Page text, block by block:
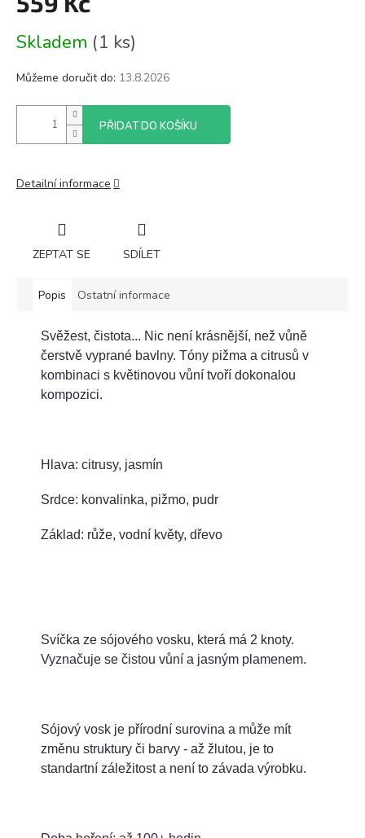
cena:
Skladem (1 ks)
Můžeme doručit do: 13.8.2026
PŘIDAT DO KOŠÍKU
Detailní informace
ZEPTAT SE SDÍLET
Popis Ostatní informace
Svěžest, čistota... Nic není krásnější, než vůně
čerstvě vyprané bavlny. Tóny pižma a citrusů v
kombinaci s květinovou vůní tvoří dokonalou
kompozici.
Hlava: citrusy, jasmín
Srdce: konvalinka, pižmo, pudr
Základ: růže, vodní květy, dřevo
Svíčka ze sójového vosku, která má 2 knoty.
Vyznačuje se čistou vůní a jasným plamenem.
Sójový vosk je přírodní surovina a může mít
změnu struktury či barvy - až žlutou, je to
standartní záležitost a není to závada výrobku.